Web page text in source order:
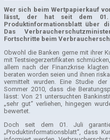
Wer sich beim Wertpapierkauf
lässt, der hat seit dem
Produktinformationsblatt über
Das
Fortschritte beim
Obwohl die Banken gerne mit ihrer
mit Testsiegerzertifikaten
allem nach der Finanzkrise
beraten worden seien und ihnen
vermittelt wurden. Eine Studie
Sommer 2010, dass die
lässt: Von 21 untersuchten
„sehr gut“ verliehen, hingegen
bewertet.
Doch seit dem 01. Juli
„Produktinformationsblatt“, dass